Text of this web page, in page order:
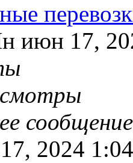
июн 17,
2024